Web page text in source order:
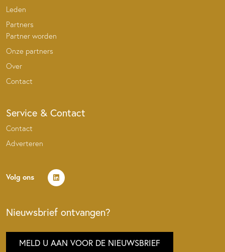
Leden
Partners
Partner worden
Onze partners
Over
Contact
Service & Contact
Contact
Adverteren
Volg ons
Nieuwsbrief ontvangen?
MELD U AAN VOOR DE NIEUWSBRIEF